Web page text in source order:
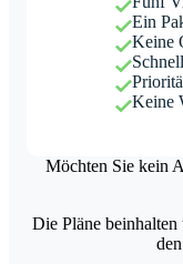
Ein
Keine
Keine
Möchten Sie kein
Die Pläne beinhalten